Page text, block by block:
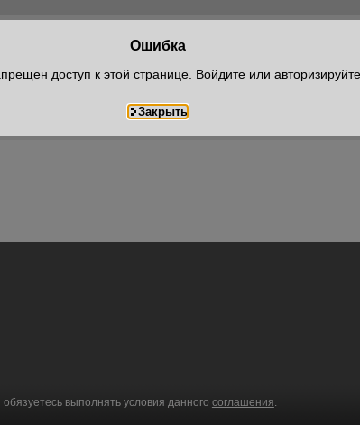
выполнять условия данного соглашения.
Ошибка
доступ к этой странице. Войдите или